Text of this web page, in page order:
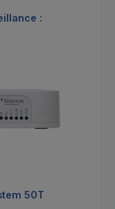
:
50T